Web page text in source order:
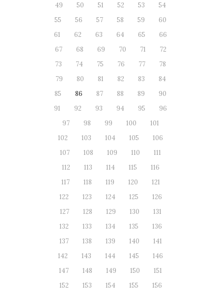
49
50 51 52 53
54
55
56 57 58 59
60
61
62 63 64 65
66
67
68 69 70 71
72
73
74 75 76 77
78
79
80 81 82 83
84
85
86 87 88 89
90
91
92 93 94 95
96
97
98 99 100
101
102
103 104 105
106
107
108 109 110
111
112
113 114 115
116
117
118 119 120
121
122
123 124 125
126
127
128 129 130
131
132
133 134 135
136
137
138 139 140
141
142
143 144 145
146
147
148 149 150
151
152
153 154 155
156